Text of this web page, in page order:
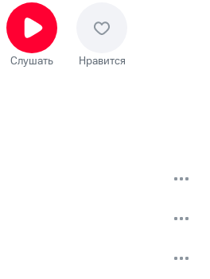
Слушать Нравится